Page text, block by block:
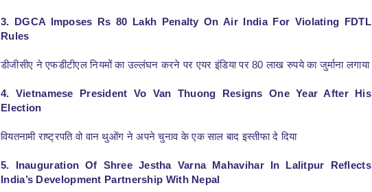
3. DGCA Imposes Rs 80 Lakh Penalty On Air India For Violating FDTL
Rules
डीजीसीए ने एफडीटीएल नियमों का उल्लंघन करने पर एयर इंडिया पर 80 लाख रुपये का जुर्माना लगाया
4. Vietnamese President Vo Van Thuong Resigns One Year After His
Election
वियतनामी राष्ट्रपति वो वान थुओंग ने अपने चुनाव के एक साल बाद इस्तीफा दे दिया
5. Inauguration Of Shree Jestha Varna Mahavihar In Lalitpur Reflects
India’s Development Partnership With Nepal